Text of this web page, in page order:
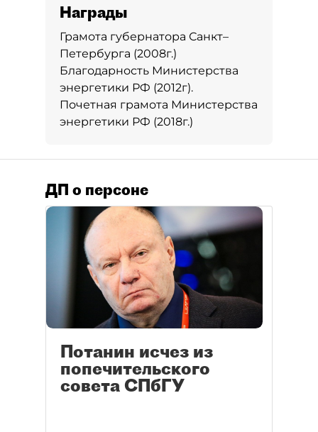
Награды
Грамота губернатора Санкт–
Петербурга (2008г.)
Благодарность Министерства
энергетики РФ (2012г).
Почетная грамота Министерства
энергетики РФ (2018г.)
ДП о персоне
Потанин исчез из
попечительского
совета СПбГУ